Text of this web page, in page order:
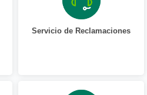
Servicio de Reclamaciones